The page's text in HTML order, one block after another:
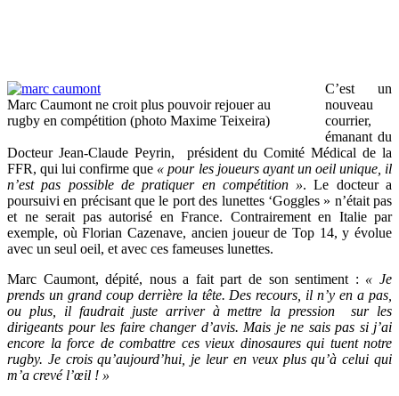
Marc Caumont ne croit plus pouvoir rejouer au
rugby en compétition (photo Maxime Teixeira)
C’est un
nouveau
courrier,
émanant du
Docteur Jean-Claude Peyrin, président du Comité Médical de la
FFR, qui lui confirme que « pour les joueurs ayant un oeil unique, il
n’est pas possible de pratiquer en compétition ». Le docteur a
poursuivi en précisant que le port des lunettes ‘Goggles » n’était pas
et ne serait pas autorisé en France. Contrairement en Italie par
exemple, où Florian Cazenave, ancien joueur de Top 14, y évolue
avec un seul oeil, et avec ces fameuses lunettes.
Marc Caumont, dépité, nous a fait part de son sentiment : « Je
prends un grand coup derrière la tête. Des recours, il n’y en a pas,
ou plus, il faudrait juste arriver à mettre la pression sur les
dirigeants pour les faire changer d’avis. Mais je ne sais pas si j’ai
encore la force de combattre ces vieux dinosaures qui tuent notre
rugby. Je crois qu’aujourd’hui, je leur en veux plus qu’à celui qui
m’a crevé l’œil ! »